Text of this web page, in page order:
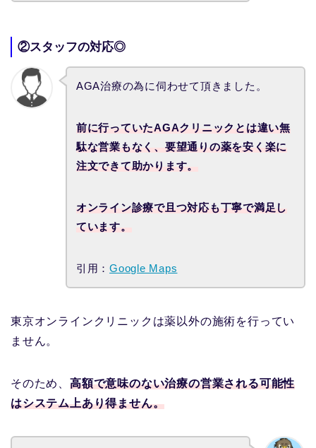
②スタッフの対応◎
AGA治療の為に伺わせて頂きました。
前に行っていたAGAクリニックとは違い無
駄な営業もなく、要望通りの薬を安く楽に
注文できて助かります。
オンライン診療で且つ対応も丁寧で満足し
ています。
引用：Google Maps
東京オンラインクリニックは薬以外の施術を行ってい
ません。
そのため、 高額で意味のない治療の営業される可能性
はシステム上あり得ません。